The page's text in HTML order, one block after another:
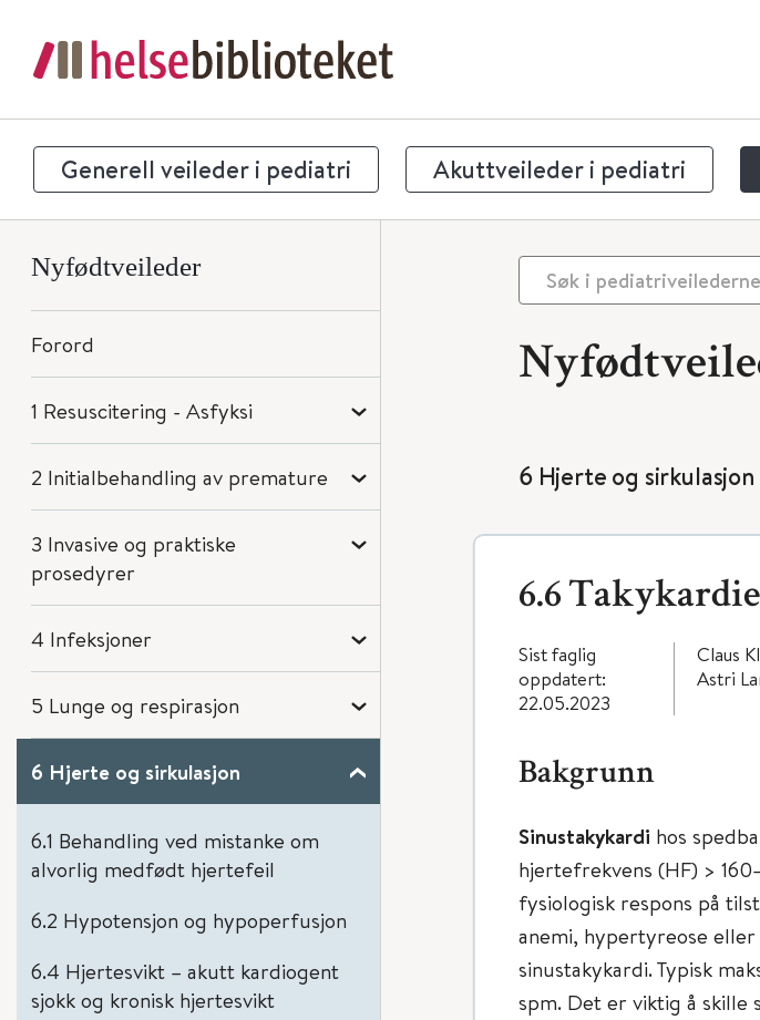
Generell veileder i pediatri Akuttveileder i pediatri
Nyfødtveileder
Forord
1 Resuscitering - Asfyksi
2 Initialbehandling av premature
3 Invasive og praktiske
prosedyrer
4 Infeksjoner
5 Lunge og respirasjon
6 Hjerte og sirkulasjon
6.1 Behandling ved mistanke om
alvorlig medfødt hjertefeil
6.2 Hypotensjon og hypoperfusjon
6.4 Hjertesvikt – akutt kardiogent
sjokk og kronisk hjertesvikt
6 Hjerte og sirkulasjon
6.6
Sist faglig
oppdatert:
22.05.2023
Claus
Astri
Bakgrunn
Sinustakykardi hos
hjertefrekvens (HF) >
fysiologisk respons på
anemi, hypertyreose
sinustakykardi. Typisk
spm. Det er viktig å skille